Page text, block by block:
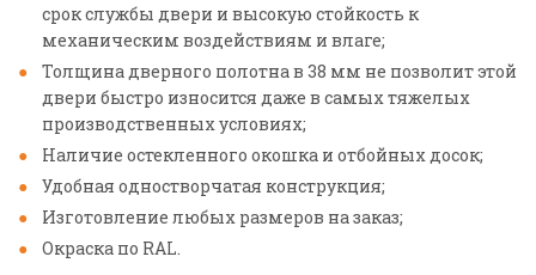
срок службы двери и высокую стойкость к
механическим воздействиям и влаге;
Толщина дверного полотна в 38 мм не позволит этой
двери быстро износится даже в самых тяжелых
производственных условиях;
Наличие остекленного окошка и отбойных досок;
Удобная одностворчатая конструкция;
Изготовление любых размеров на заказ;
Окраска по RAL.